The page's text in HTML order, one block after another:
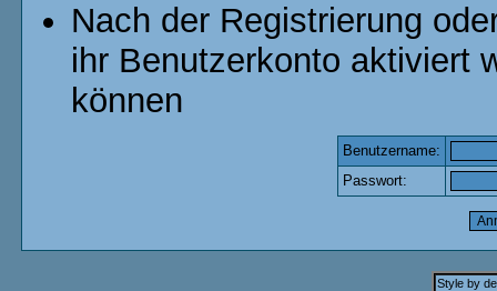
Nach der Registrierung
ihr Benutzerkonto aktiviert
können
Benutzername:
Passwort:
Style by